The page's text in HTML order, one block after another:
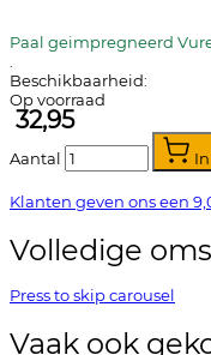
Paal geimpregneerd
Beschikbaarheid:
Op voorraad
32,95
Aantal
Klanten geven ons een
Volledige
Press to skip carousel
Vaak ook